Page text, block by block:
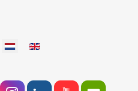
Selecteer de taal